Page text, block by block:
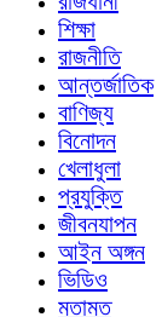
শিক্ষা
রাজনীতি
আন্তর্জাতিক
বাণিজ্য
বিনোদন
খেলাধুলা
প্রযুক্তি
জীবনযাপন
আইন অঙ্গন
ভিডিও
মতামত